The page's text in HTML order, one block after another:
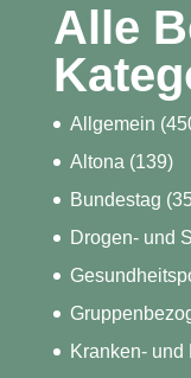
Alle
Allgemein
Altona (139)
Bundestag
Drogen- und
Kranken- und